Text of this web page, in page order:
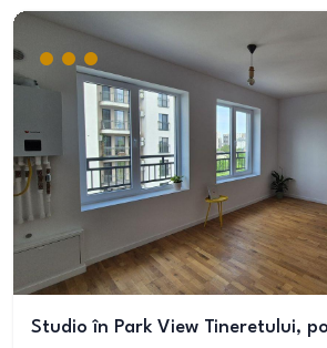
Studio în Park View Tineretului,